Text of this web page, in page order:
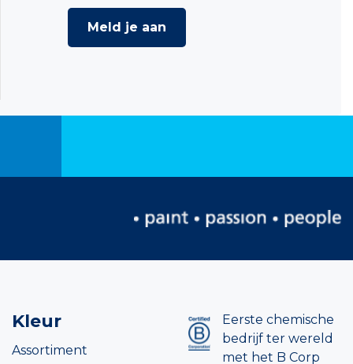
Meld je aan
Kleur
Assortiment
Eerste chemische
bedrijf ter wereld
met het B Corp